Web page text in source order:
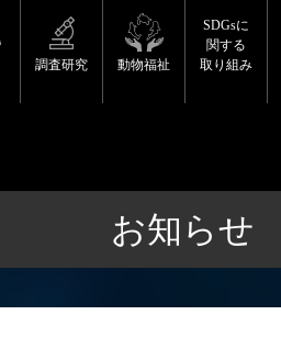
調査研究 動物福祉
SDGsに
関する
取り組み
お知らせ